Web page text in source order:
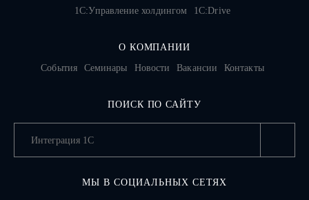
1С:Управление холдингом 1C:Drive
О КОМПАНИИ
События
Семинары Новости Вакансии Контакты
ПОИСК ПО САЙТУ
МЫ В СОЦИАЛЬНЫХ СЕТЯХ